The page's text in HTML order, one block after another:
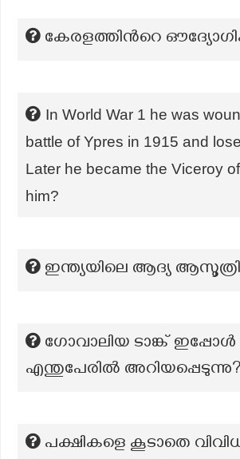
കേരളത്തിന്‍റെ
In World War 1 he was
battle of Ypres in 1915 and
Later he became the Viceroy
him?
ഇന്ത്യയിലെ ആദ്യ
ഗോവാലിയ ടാങ്ക് ഇപ്പോൾ
എന്തുപേരിൽ അറിയപ്പെടുന്നു?
പക്ഷികളെ കൂടാതെ